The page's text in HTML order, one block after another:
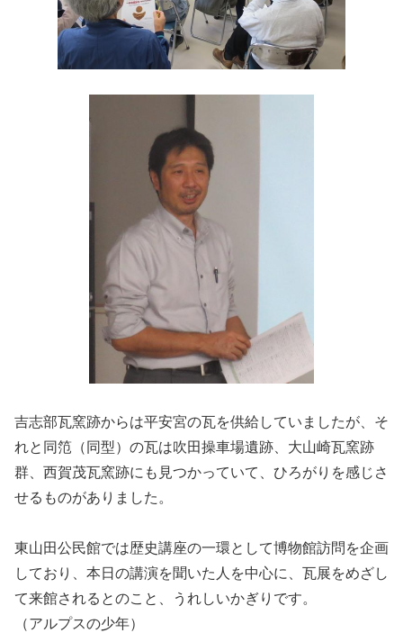
吉志部瓦窯跡からは平安宮の瓦を供給していましたが、そ
れと同笵（同型）の瓦は吹田操車場遺跡、大山崎瓦窯跡
群、西賀茂瓦窯跡にも見つかっていて、ひろがりを感じさ
せるものがありました。
東山田公民館では歴史講座の一環として博物館訪問を企画
しており、本日の講演を聞いた人を中心に、瓦展をめざし
て来館されるとのこと、うれしいかぎりです。
（アルプスの少年）